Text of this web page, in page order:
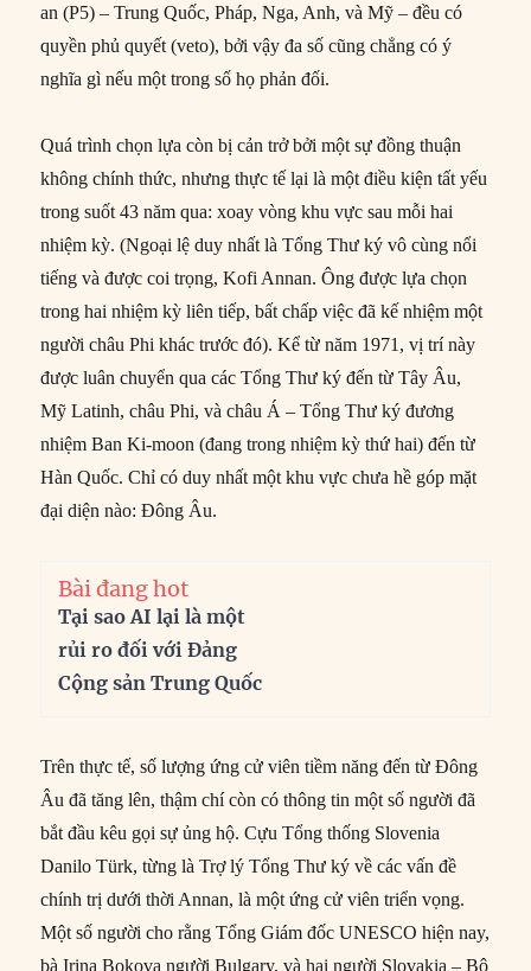
an (P5) – Trung Quốc, Pháp, Nga, Anh, và Mỹ – đều có
quyền phủ quyết (veto), bởi vậy đa số cũng chẳng có ý
nghĩa gì nếu một trong số họ phản đối.
Quá trình chọn lựa còn bị cản trở bởi một sự đồng thuận
không chính thức, nhưng thực tế lại là một điều kiện tất yếu
trong suốt 43 năm qua: xoay vòng khu vực sau mỗi hai
nhiệm kỳ. (Ngoại lệ duy nhất là Tổng Thư ký vô cùng nổi
tiếng và được coi trọng, Kofi Annan. Ông được lựa chọn
trong hai nhiệm kỳ liên tiếp, bất chấp việc đã kế nhiệm một
người châu Phi khác trước đó). Kể từ năm 1971, vị trí này
được luân chuyển qua các Tổng Thư ký đến từ Tây Âu,
Mỹ Latinh, châu Phi, và châu Á – Tổng Thư ký đương
nhiệm Ban Ki-moon (đang trong nhiệm kỳ thứ hai) đến từ
Hàn Quốc. Chỉ có duy nhất một khu vực chưa hề góp mặt
đại diện nào: Đông Âu.
Bài đang hot
Tại sao AI lại là một
rủi ro đối với Đảng
Cộng sản Trung Quốc
Trên thực tế, số lượng ứng cử viên tiềm năng đến từ Đông
Âu đã tăng lên, thậm chí còn có thông tin một số người đã
bắt đầu kêu gọi sự ủng hộ. Cựu Tổng thống Slovenia
Danilo Türk, từng là Trợ lý Tổng Thư ký về các vấn đề
chính trị dưới thời Annan, là một ứng cử viên triển vọng.
Một số người cho rằng Tổng Giám đốc UNESCO hiện nay,
bà Irina Bokova người Bulgary, và hai người Slovakia – Bộ